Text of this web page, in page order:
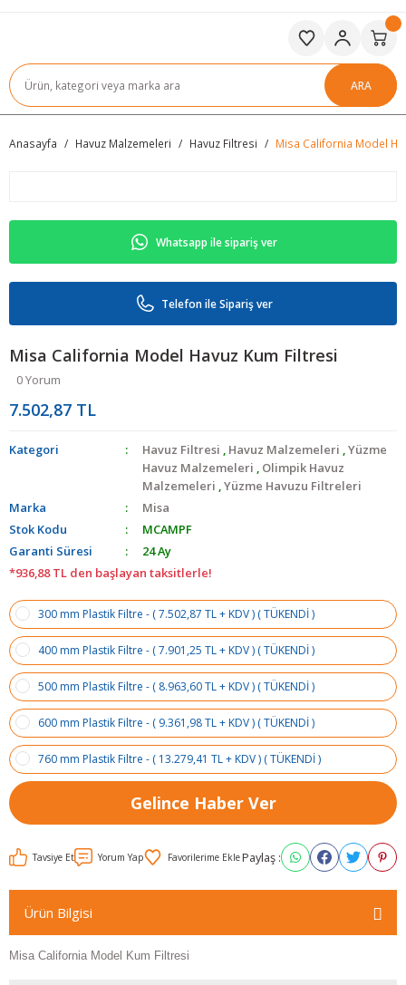
ARA
Anasayfa Havuz Malzemeleri Havuz Filtresi Misa California Model
Whatsapp ile sipariş ver
Telefon ile Sipariş ver
Misa California Model Havuz Kum Filtresi
0 Yorum
7.502,87 TL
Kategori Havuz Filtresi , Havuz Malzemeleri ,Yüzme
Havuz Malzemeleri , Olimpik Havuz
Malzemeleri ,Yüzme Havuzu Filtreleri
Marka
Misa
Stok Kodu
MCAMPF
Garanti Süresi
24 Ay
*936,88 TL den başlayan taksitlerle!
300 mm Plastik Filtre - ( 7.502,87 TL + KDV ) ( TÜKENDİ )
400 mm Plastik Filtre - ( 7.901,25 TL + KDV ) ( TÜKENDİ )
500 mm Plastik Filtre - ( 8.963,60 TL + KDV ) ( TÜKENDİ )
600 mm Plastik Filtre - ( 9.361,98 TL + KDV ) ( TÜKENDİ )
760 mm Plastik Filtre - ( 13.279,41 TL + KDV ) ( TÜKENDİ )
Gelince Haber Ver
Tavsiye Et Yorum Yap Paylaş :
Ürün Bilgisi
Misa California Model Kum Filtresi